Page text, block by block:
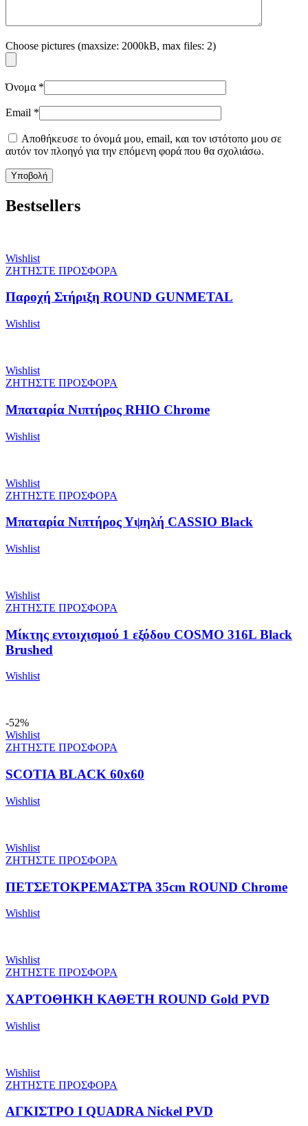
Choose pictures (maxsize: 2000kB, max files: 2)
Όνομα *
Email *
Αποθήκευσε το όνομά μου, email, και τον ιστότοπο μου σε
αυτόν τον πλοηγό για την επόμενη φορά που θα σχολιάσω.
Bestsellers
Wishlist
ΖΗΤΗΣΤΕ ΠΡΟΣΦΟΡΑ
Παροχή Στήριξη ROUND GUNMETAL
Wishlist
Wishlist
ΖΗΤΗΣΤΕ ΠΡΟΣΦΟΡΑ
Μπαταρία Νιπτήρος RHIO Chrome
Wishlist
Wishlist
ΖΗΤΗΣΤΕ ΠΡΟΣΦΟΡΑ
Μπαταρία Νιπτήρος Υψηλή CASSIO Black
Wishlist
Wishlist
ΖΗΤΗΣΤΕ ΠΡΟΣΦΟΡΑ
Μίκτης εντοιχισμού 1 εξόδου COSMO 316L Black
Brushed
Wishlist
-52%
Wishlist
ΖΗΤΗΣΤΕ ΠΡΟΣΦΟΡΑ
SCOTIA BLACK 60x60
Wishlist
Wishlist
ΖΗΤΗΣΤΕ ΠΡΟΣΦΟΡΑ
ΠΕΤΣΕΤΟΚΡΕΜΑΣΤΡΑ 35cm ROUND Chrome
Wishlist
Wishlist
ΖΗΤΗΣΤΕ ΠΡΟΣΦΟΡΑ
ΧΑΡΤΟΘΗΚΗ ΚΑΘΕΤΗ ROUND Gold PVD
Wishlist
Wishlist
ΖΗΤΗΣΤΕ ΠΡΟΣΦΟΡΑ
ΑΓΚΙΣΤΡΟ I QUADRA Nickel PVD